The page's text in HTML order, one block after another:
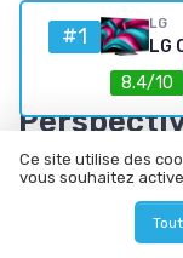
home cinéma
l’industrie
du film
Les studios
#1 LG
LG
8.4/10
Ce site utilise des
vous souhaitez